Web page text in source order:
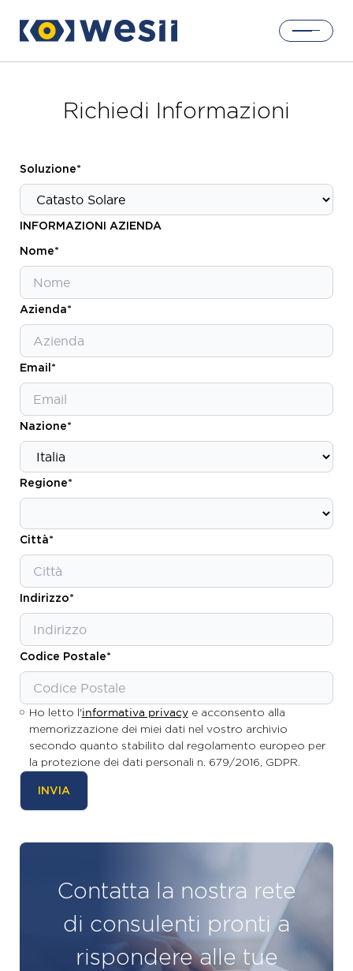
Prodotti
Chi siamo
Accedi
Contatti
ITA
Richiedi Informazioni
Soluzione*
INFORMAZIONI AZIENDA
Nome*
Azienda*
Email*
Nazione*
Regione*
Città*
Indirizzo*
Codice Postale*
Ho letto l'informativa privacye acconsento alla
memorizzazione dei miei dati nel vostro archivio
secondo quanto stabilito dal regolamento europeo per
la protezione dei dati personali n. 679/2016, GDPR.
Contatta la nostra rete
di consulenti pronti a
rispondere alle tue